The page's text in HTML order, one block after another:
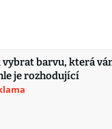
vybrat barvu, která
je rozhodující